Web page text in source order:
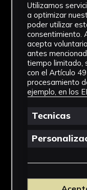
Utilizamos
a optimizar
poder utilizar
consentimiento.
acepta
antes
tiempo limitado,
con el Artículo
procesamiento
ejemplo, en los
Tecnicas